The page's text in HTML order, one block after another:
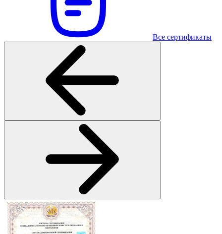
Все сертификаты